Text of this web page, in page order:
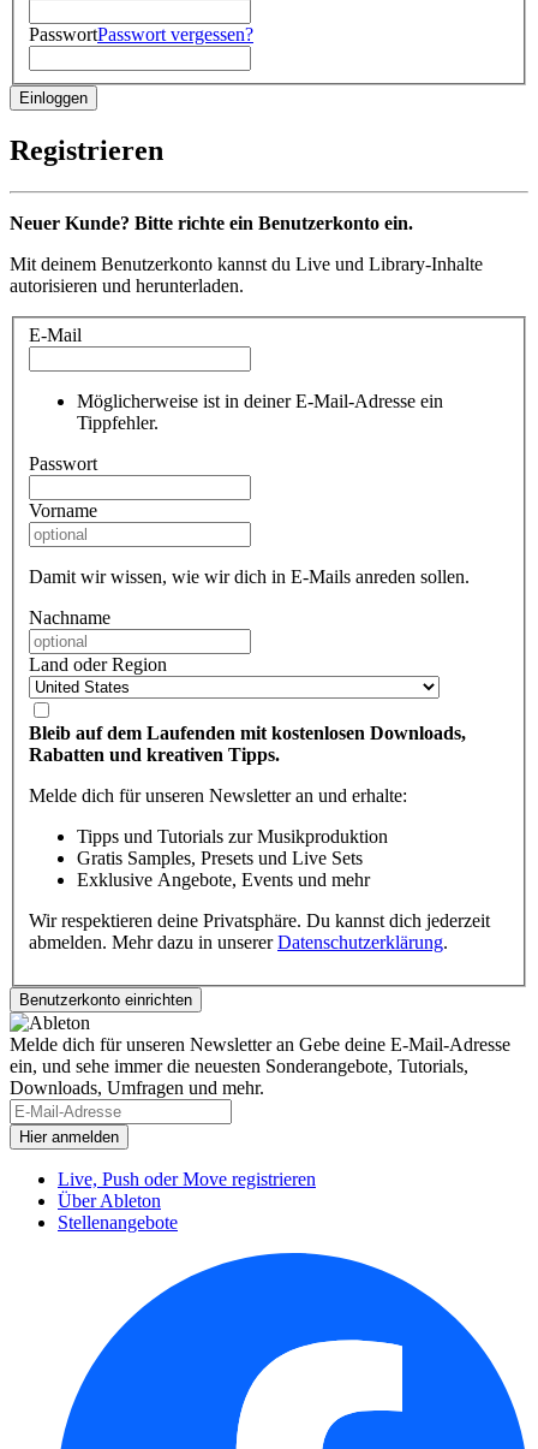
PasswortPasswort vergessen?
Registrieren
Neuer Kunde? Bitte richte ein Benutzerkonto ein.
Mit deinem Benutzerkonto kannst du Live und Library-Inhalte
autorisieren und herunterladen.
E-Mail
Möglicherweise ist in deiner E-Mail-Adresse ein
Tippfehler.
Passwort
Vorname
Damit wir wissen, wie wir dich in E-Mails anreden sollen.
Nachname
Land oder Region
Bleib auf dem Laufenden mit kostenlosen Downloads,
Rabatten und kreativen Tipps.
Melde dich für unseren Newsletter an und erhalte:
Tipps und Tutorials zur Musikproduktion
Gratis Samples, Presets und Live Sets
Exklusive Angebote, Events und mehr
Wir respektieren deine Privatsphäre. Du kannst dich jederzeit
abmelden. Mehr dazu in unsererDatenschutzerklärung.
Melde dich für unseren Newsletter an Gebe deine E-Mail-Adresse
ein, und sehe immer die neuesten Sonderangebote, Tutorials,
Downloads, Umfragen und mehr.
Live, Push oder Move registrieren
Über Ableton
Stellenangebote